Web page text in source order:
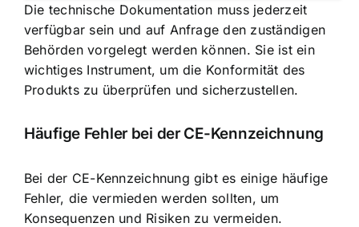
Die technische Dokumentation muss jederzeit
verfügbar sein und auf Anfrage den zuständigen
Behörden vorgelegt werden können. Sie ist ein
wichtiges Instrument, um die Konformität des
Produkts zu überprüfen und sicherzustellen.
Häufige Fehler bei der CE-Kennzeichnung
Bei der CE-Kennzeichnung gibt es einige häufige
Fehler, die vermieden werden sollten, um
Konsequenzen und Risiken zu vermeiden.